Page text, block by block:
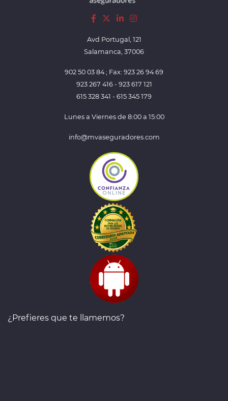
Avd Portugal, 121
Salamanca, 37006
902 50 03 84 ; Fax: 923 26 94 69
923 267 416 - 923 617 121
615 328 341 - 615 345 179
Lunes a Viernes de 8:00 a 15:00
info@mvaseguradores.com
¿Prefieres que te llamemos?